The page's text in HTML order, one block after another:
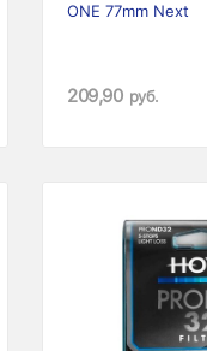
ONE 77mm Next
209,90 руб.
Previous